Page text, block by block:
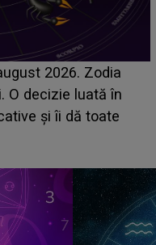
ASCUNS până
din Casa Iubirii
despre mama
te iubesc pentru